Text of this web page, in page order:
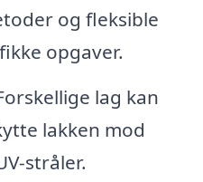
og fleksible
opgaver.
lag kan
lakken mod
stråler.